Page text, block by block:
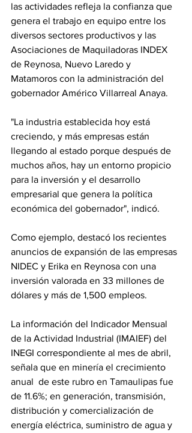
las actividades refleja la confianza que
genera el trabajo en equipo entre los
diversos sectores productivos y las
Asociaciones de Maquiladoras INDEX
de Reynosa, Nuevo Laredo y
Matamoros con la administración del
gobernador Américo Villarreal Anaya.
"La industria establecida hoy está
creciendo, y más empresas están
llegando al estado porque después de
muchos años, hay un entorno propicio
para la inversión y el desarrollo
empresarial que genera la política
económica del gobernador", indicó.
Como ejemplo, destacó los recientes
anuncios de expansión de las empresas
NIDEC y Erika en Reynosa con una
inversión valorada en 33 millones de
dólares y más de 1,500 empleos.
La información del Indicador Mensual
de la Actividad Industrial (IMAIEF) del
INEGI correspondiente al mes de abril,
señala que en minería el crecimiento
anual  de este rubro en Tamaulipas fue
de 11.6%; en generación, transmisión,
distribución y comercialización de
energía eléctrica, suministro de agua y